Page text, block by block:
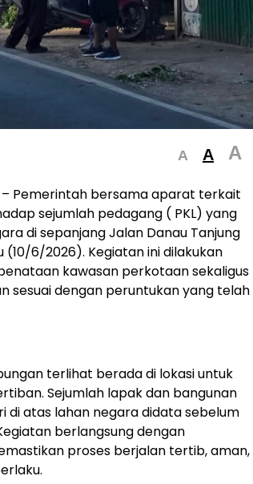
A A A
– Pemerintah bersama aparat terkait
sejumlah pedagang ( PKL) yang
di sepanjang Jalan Danau Tanjung
(10/6/2026). Kegiatan ini dilakukan
kawasan perkotaan sekaligus
sesuai dengan peruntukan yang telah
terlihat berada di lokasi untuk
Sejumlah lapak dan bangunan
di atas lahan negara didata sebelum
berlangsung dengan
proses berjalan tertib, aman,